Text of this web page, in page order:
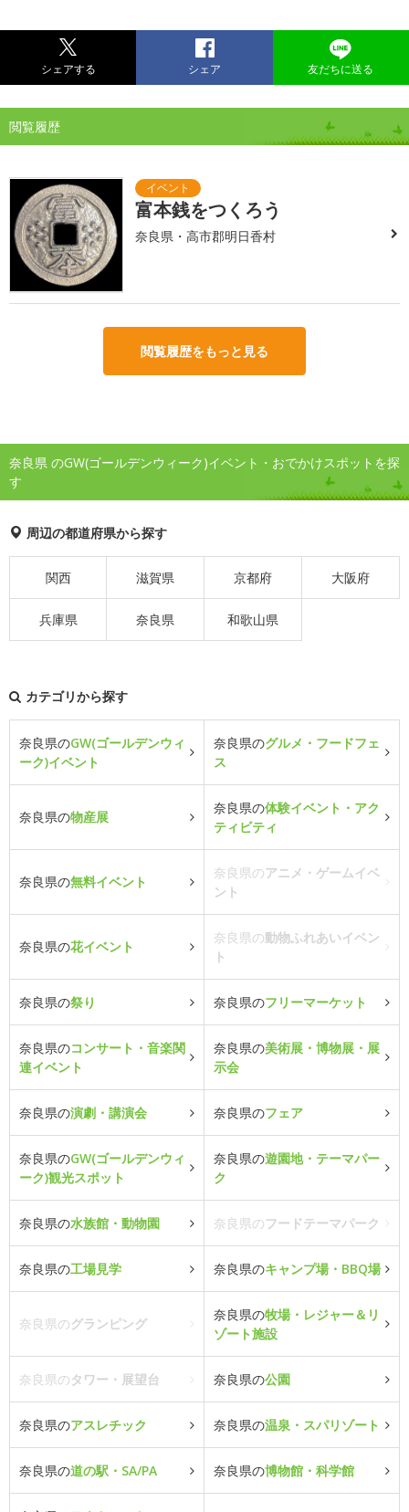
シェアする シェア 友だちに送る
閲覧履歴
富本銭をつくろう
奈良県・高市郡明日香村
閲覧履歴をもっと見る
奈良県 のGW(ゴールデンウィーク)イベント・おでかけスポットを探
す
周辺の都道府県から探す
関西 滋賀県 京都府 大阪府
兵庫県 奈良県 和歌山県
カテゴリから探す
奈良県のGW(ゴールデンウィ
ーク)イベント
奈良県のグルメ・フードフェ
ス
奈良県の物産展
奈良県の体験イベント・アク
ティビティ
奈良県の無料イベント
奈良県のアニメ・ゲームイベ
ント
奈良県の花イベント
奈良県の動物ふれあいイベン
ト
奈良県の祭り 奈良県のフリーマーケット
奈良県のコンサート・音楽関
連イベント
奈良県の美術展・博物展・展
示会
奈良県の演劇・講演会 奈良県のフェア
奈良県のGW(ゴールデンウィ
ーク)観光スポット
奈良県の遊園地・テーマパー
ク
奈良県の水族館・動物園 奈良県のフードテーマパーク
奈良県の工場見学 奈良県のキャンプ場・BBQ場
奈良県のグランピング
奈良県の牧場・レジャー＆リ
ゾート施設
奈良県のタワー・展望台 奈良県の公園
奈良県のアスレチック 奈良県の温泉・スパリゾート
奈良県の道の駅・SA/PA 奈良県の博物館・科学館